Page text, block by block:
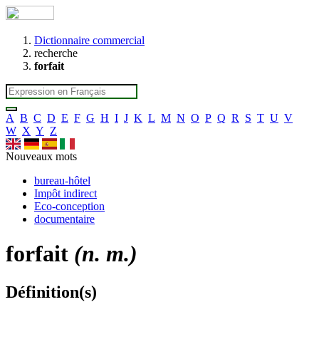
Dictionnaire commercial
recherche
forfait
A B C D E F G H I J K L M N O P Q R S T U V
W X Y Z
Nouveaux mots
bureau-hôtel
Impôt indirect
Eco-conception
documentaire
forfait (n. m.)
Définition(s)